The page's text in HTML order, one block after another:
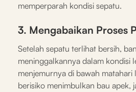
memperparah kondisi sepatu.
3. Mengabaikan Proses
Setelah sepatu terlihat bersih,
meninggalkannya dalam kondisi
menjemurnya di bawah matahari
berisiko menimbulkan bau apek,